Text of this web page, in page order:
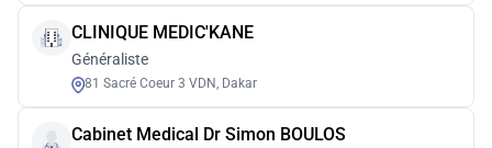
CLINIQUE MEDIC'KANE
Généraliste
81 Sacré Coeur 3 VDN, Dakar
Cabinet Medical Dr Simon BOULOS